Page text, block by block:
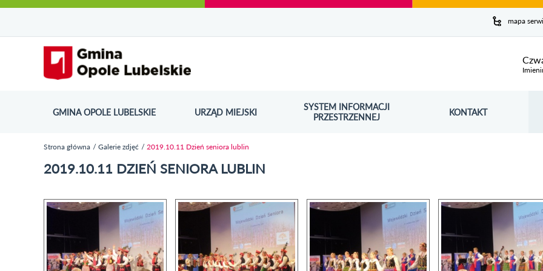
do
strony
do
menu
wyszukiwarki
ścieżki
nawigacyjnej
kategorii
aktualności
do
kalendarza
wydarzeń
do
galerii
do
stopki
mapa
GMINA OPOLE LUBELSKIE URZĄD MIEJSKI
SYSTEM INFORMACJI
PRZESTRZENNEJ
ODNOŚNIK OTWORZY SIĘ W NOWYM OKNIE KONTAKT
Strona główna Galerie zdjęć 2019.10.11 Dzień seniora lublin
2019.10.11 DZIEŃ SENIORA LUBLIN